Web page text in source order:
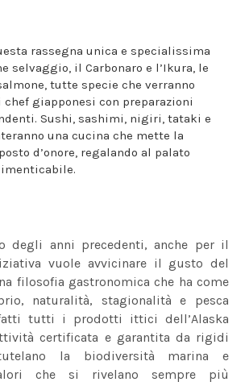
rassegna unica e specialissima
selvaggio, il Carbonaro e l’Ikura, le
tutte specie che verranno
giapponesi con preparazioni
Sushi, sashimi, nigiri, tataki e
una cucina che mette la
d’onore, regalando al palato
degli anni precedenti, anche per il
vuole avvicinare il gusto del
filosofia gastronomica che ha come
naturalità, stagionalità e pesca
tutti i prodotti ittici dell’Alaska
certificata e garantita da rigidi
la biodiversità marina e
che si rivelano sempre più